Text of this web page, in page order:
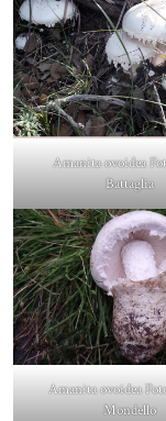
Amanita ovoidea
Battaglia
Amanita ovoidea
Mondello